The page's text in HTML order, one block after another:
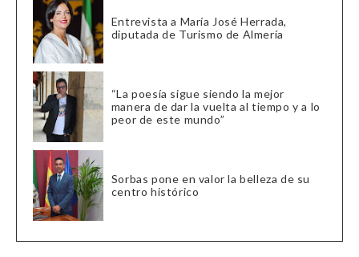
Entrevista a María José Herrada,
diputada de Turismo de Almería
“La poesía sigue siendo la mejor
manera de dar la vuelta al tiempo y a lo
peor de este mundo”
Sorbas pone en valor la belleza de su
centro histórico